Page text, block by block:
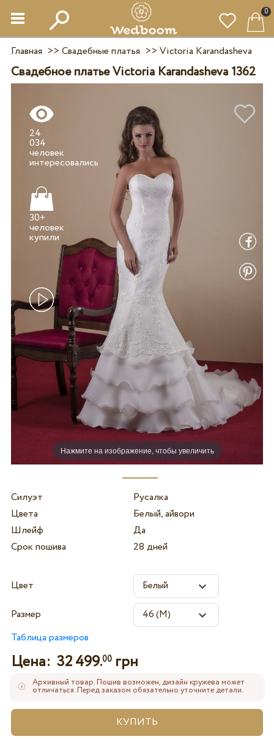
0
Главная >> Свадебные платья >> Victoria Karandasheva
Свадебное платье Victoria Karandasheva 1362
Нажмите на изображение, чтобы увеличить
24
034
человек
30+
человек
Силуэт
Русалка
Цвета
Белый, айвори
Шлейф
Да
Срок пошива
28 дней
Цвет
Размер
Таблица размеров
Цена: 32 499.00грн
Архивный товар. Пошив возможен, дизайн кружева может
отличаться. Перед заказом обязательно уточните детали.